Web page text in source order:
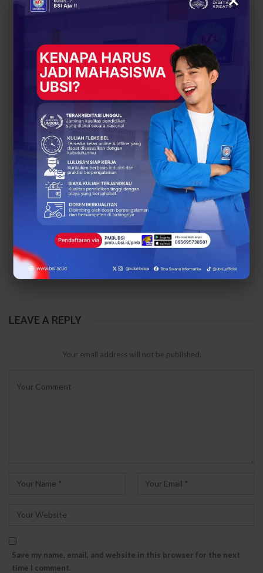
UBSI Buka Call for
Papers ICAISD 2026,
Dorong Riset Teknologi
dan Keamanan Siber…
Siap Kuliah Berkualitas?
UBSI Cengkareng Gelar
Open Booth Spesial
dengan Beasiswa…
BERITA
Dari Catatan Manual
Menuju Digital, UBSI
Bantu Bank Sampah
Mawar Burangrang
BERITA
Dari Sampah Jadi
Rupiah, UBSI Bantu
Bank Sampah Mawar
Burangrang Go Digital
Lewat…
PREV
LEAVE A REPLY
Your email address will not be published.
Save my name, email, and website in this browser for the next
time I comment.